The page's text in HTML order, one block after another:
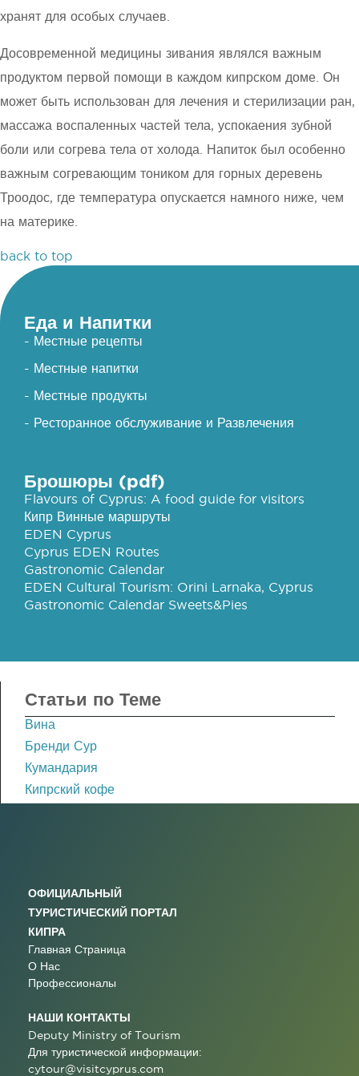
хранят для особых случаев.
Досовременной медицины зивания являлся важным
продуктом первой помощи в каждом кипрском доме. Он
может быть использован для лечения и стерилизации ран,
массажа воспаленных частей тела, успокаения зубной
боли или согрева тела от холода. Напиток был особенно
важным согревающим тоником для горных деревень
Троодос, где температура опускается намного ниже, чем
на материке.
back to top
Еда и Напитки
- Местные рецепты
- Местные напитки
- Местные продукты
- Ресторанное обслуживание и Развлечения
Брошюры (pdf)
Flavours of Cyprus: A food guide for visitors
Кипр Винные маршруты
EDEN Cyprus
Cyprus EDEN Routes
Gastronomic Calendar
EDEN Cultural Tourism: Orini Larnaka, Cyprus
Gastronomic Calendar Sweets&Pies
Статьи по Теме
Вина
Бренди Сур
Кумандария
Кипрский кофе
ОФИЦИАЛЬНЫЙ
ТУРИСТИЧЕСКИЙ ПОРТАЛ
КИПРА
Главная Страница
О Нас
Профессионалы
НАШИ КОНТАКТЫ
Deputy Ministry of Tourism
Для туристической информации:
cytour@visitcyprus.com